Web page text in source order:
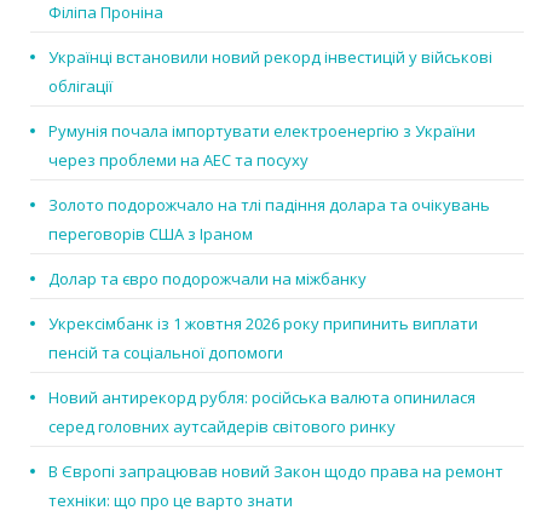
Філіпа Проніна
Українці встановили новий рекорд інвестицій у військові
облігації
Румунія почала імпортувати електроенергію з України
через проблеми на АЕС та посуху
Золото подорожчало на тлі падіння долара та очікувань
переговорів США з Іраном
Долар та євро подорожчали на міжбанку
Укрексімбанк із 1 жовтня 2026 року припинить виплати
пенсій та соціальної допомоги
Новий антирекорд рубля: російська валюта опинилася
серед головних аутсайдерів світового ринку
В Європі запрацював новий Закон щодо права на ремонт
техніки: що про це варто знати